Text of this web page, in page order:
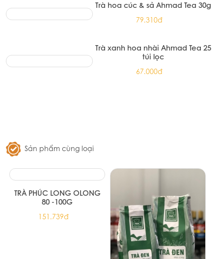
Trà đen English Breakfast Ahmad
Trà hoa cúc & sả Ahmad Tea 30g
79.310đ